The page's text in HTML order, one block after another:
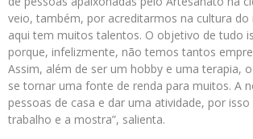
veio, também, por acreditarmos na cultura do
aqui tem muitos talentos. O objetivo de tudo
porque, infelizmente, não temos tantos
Assim, além de ser um hobby e uma terapia,
se tornar uma fonte de renda para muitos. A
pessoas de casa e dar uma atividade, por
trabalho e a mostra”, salienta.